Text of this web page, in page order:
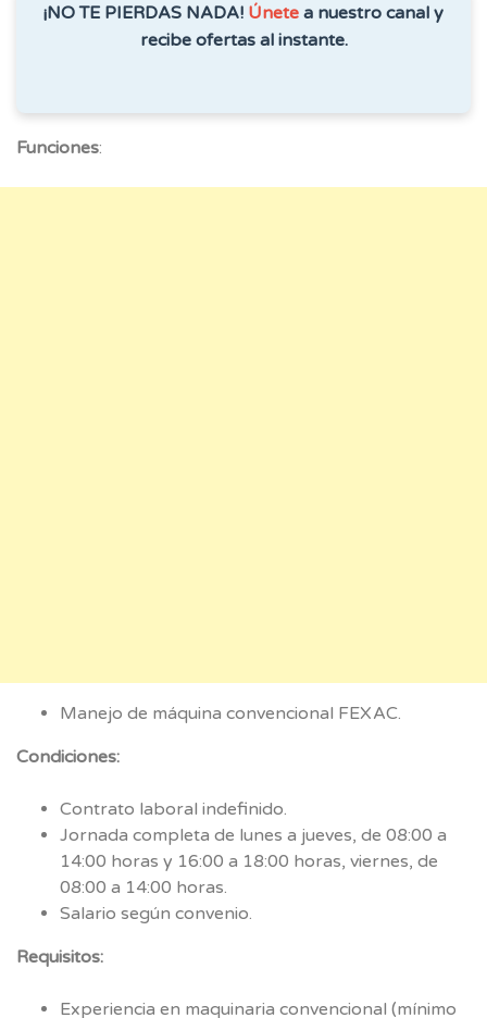
¡NO TE PIERDAS NADA! Únete a nuestro canal y
recibe ofertas al instante.
Funciones:
Manejo de máquina convencional FEXAC.
Condiciones:
Contrato laboral indefinido.
Jornada completa de lunes a jueves, de 08:00 a
14:00 horas y 16:00 a 18:00 horas, viernes, de
08:00 a 14:00 horas.
Salario según convenio.
Requisitos:
Experiencia en maquinaria convencional (mínimo